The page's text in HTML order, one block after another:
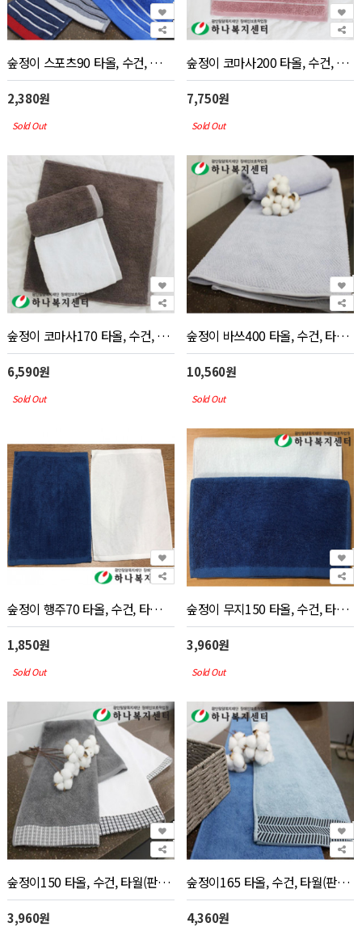
숲정이 스포츠90 타올, 수건, 타월(판촉물 인쇄)
2,380원
Sold Out
숲정이 코마사200 타올, 수건, 타월(판촉물 인쇄)
7,750원
Sold Out
숲정이 코마사170 타올, 수건, 타월(판촉물 인쇄)
6,590원
Sold Out
숲정이 바쓰400 타올, 수건, 타월(판촉물 인쇄)
10,560원
Sold Out
숲정이 행주70 타올, 수건, 타월(판촉물 인쇄)
1,850원
Sold Out
숲정이 무지150 타올, 수건, 타월(판촉물 인쇄)
3,960원
Sold Out
숲정이150 타올, 수건, 타월(판촉물 인쇄)
3,960원
숲정이165 타올, 수건, 타월(판촉물 인쇄)
4,360원